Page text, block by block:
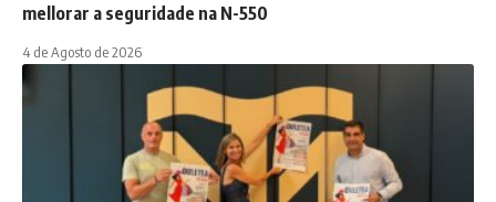
mellorar a seguridade na N-550
4 de Agosto de 2026